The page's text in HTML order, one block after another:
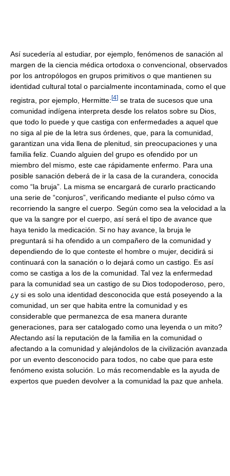
Así sucedería al estudiar, por ejemplo, fenómenos de sanación al
margen de la ciencia médica ortodoxa o convencional, observados
por los antropólogos en grupos primitivos o que mantienen su
identidad cultural total o parcialmente incontaminada, como el que
registra, por ejemplo, Hermitte:[4] se trata de sucesos que una
comunidad indígena interpreta desde los relatos sobre su Dios,
que todo lo puede y que castiga con enfermedades a aquel que
no siga al pie de la letra sus órdenes, que, para la comunidad,
garantizan una vida llena de plenitud, sin preocupaciones y una
familia feliz. Cuando alguien del grupo es ofendido por un
miembro del mismo, este cae rápidamente enfermo. Para una
posible sanación deberá de ir la casa de la curandera, conocida
como “la bruja”. La misma se encargará de curarlo practicando
una serie de “conjuros”, verificando mediante el pulso cómo va
recorriendo la sangre el cuerpo. Según como sea la velocidad a la
que va la sangre por el cuerpo, así será el tipo de avance que
haya tenido la medicación. Si no hay avance, la bruja le
preguntará si ha ofendido a un compañero de la comunidad y
dependiendo de lo que conteste el hombre o mujer, decidirá si
continuará con la sanación o lo dejará como un castigo. Es así
como se castiga a los de la comunidad. Tal vez la enfermedad
para la comunidad sea un castigo de su Dios todopoderoso, pero,
¿y si es solo una identidad desconocida que está poseyendo a la
comunidad, un ser que habita entre la comunidad y es
considerable que permanezca de esa manera durante
generaciones, para ser catalogado como una leyenda o un mito?
Afectando así la reputación de la familia en la comunidad o
afectando a la comunidad y alejándolos de la civilización avanzada
por un evento desconocido para todos, no cabe que para este
fenómeno exista solución. Lo más recomendable es la ayuda de
expertos que pueden devolver a la comunidad la paz que anhela.